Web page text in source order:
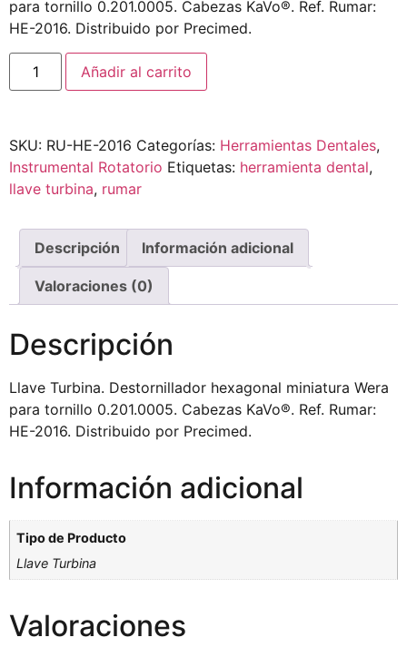
para tornillo 0.201.0005. Cabezas KaVo®. Ref. Rumar:
HE-2016. Distribuido por Precimed.
Añadir al carrito
SKU: RU-HE-2016 Categorías: Herramientas Dentales,
Instrumental Rotatorio Etiquetas: herramienta dental,
llave turbina, rumar
Descripción Información adicional
Valoraciones (0)
Descripción
Llave Turbina. Destornillador hexagonal miniatura Wera
para tornillo 0.201.0005. Cabezas KaVo®. Ref. Rumar:
HE-2016. Distribuido por Precimed.
Información adicional
Tipo de Producto
Llave Turbina
Valoraciones